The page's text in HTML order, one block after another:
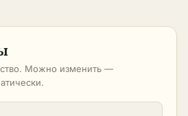
Можно изменить —